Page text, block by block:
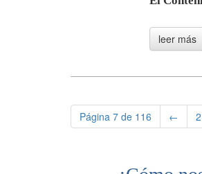
Página 7 de 116 ← 2